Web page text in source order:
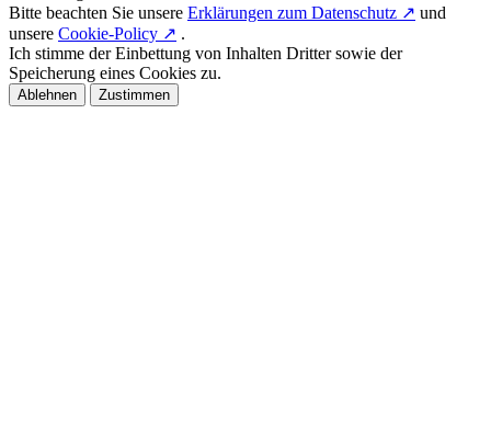
Bitte beachten Sie unsere Erklärungen zum Datenschutz ↗ und
unsere Cookie-Policy ↗ .
Ich stimme der Einbettung von Inhalten Dritter sowie der
Speicherung eines Cookies zu.
Ablehnen Zustimmen